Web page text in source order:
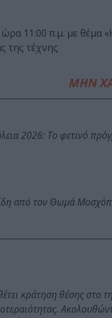
11:00 π.μ. με θέμα
της τέχνης
ΜΗΝ
2026: Το φετινό
από τον Θωμά
κράτηση θέσης